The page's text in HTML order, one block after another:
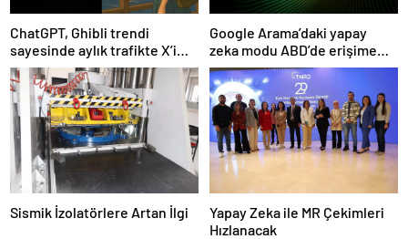
ChatGPT, Ghibli trendi
sayesinde aylık trafikte X’i
geçti
Google Arama’daki yapay
zeka modu ABD’de erişime
açıldı
Sismik İzolatörlere Artan İlgi
Yapay Zeka ile MR Çekimleri
Hızlanacak